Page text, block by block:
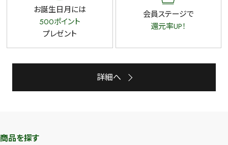
お誕生日月には
500ポイント
プレゼント
会員ステージで
還元率UP！
詳細へ
商品を探す